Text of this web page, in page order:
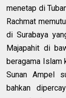
menetap di
Rachmat
di Surabaya
Majapahit di
beragama Islam
Sunan Ampel
bahkan